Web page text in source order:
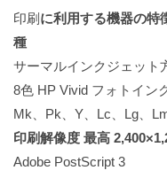
印刷 に利用する機器の特
種
サーマルインクジェット
8色 HP Vivid フォトイン
Mk、Pk、Y、Lc、Lg、
印刷解像度 最高
Adobe PostScript 3